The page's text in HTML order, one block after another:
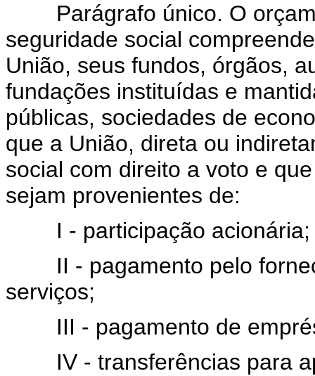
Parágrafo único. O
seguridade social
União, seus fundos, órgãos,
fundações instituídas e
públicas, sociedades de
que a União, direta ou
social com direito a voto e
sejam provenientes de:
I - participação acionária;
II - pagamento pelo
serviços;
III - pagamento de
IV - transferências para